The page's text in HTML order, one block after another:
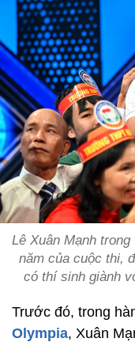
Lê Xuân Mạnh
năm của cuộc thi,
có thí sinh giành
Trước đó, trong
Olympia, Xuân